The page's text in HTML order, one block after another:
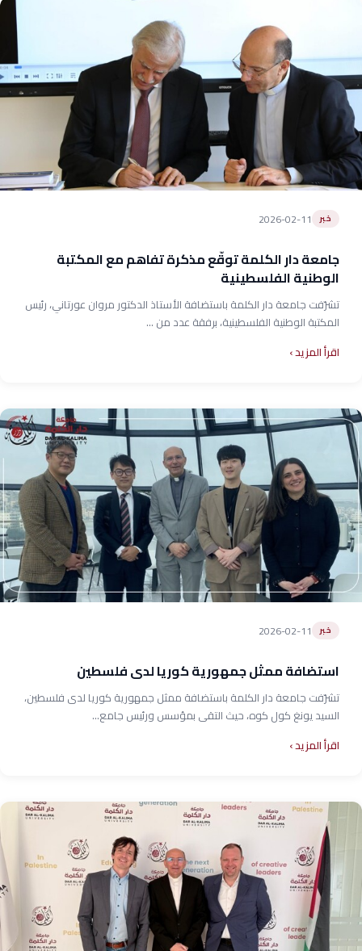
خبر 2026-02-11
جامعة دار الكلمة توقّع مذكرة تفاهم مع المكتبة
الوطنية الفلسطينية
تشرّفت جامعة دار الكلمة باستضافة الأستاذ الدكتور مروان عورتاني، رئيس
المكتبة الوطنية الفلسطينية، برفقة عدد من ...
اقرأ المزيد
خبر 2026-02-11
استضافة ممثل جمهورية كوريا لدى فلسطين
تشرّفت جامعة دار الكلمة باستضافة ممثل جمهورية كوريا لدى فلسطين،
السيد يونغ كول كوه، حيث التقى بمؤسس ورئيس جامع...
اقرأ المزيد